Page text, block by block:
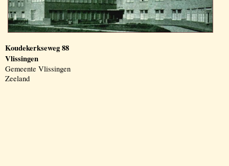
Koudekerkseweg 88
Vlissingen
Gemeente Vlissingen
Zeeland